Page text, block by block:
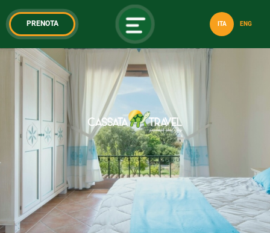
ITA ENG
PRENOTA
09
Ago
PARTENZA *
12
Ago
CAMERE